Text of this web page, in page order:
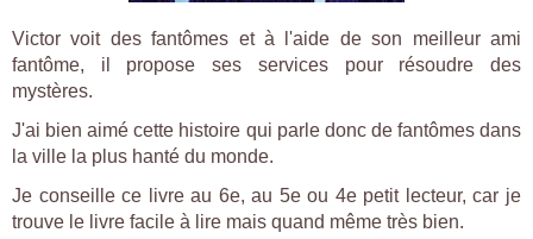
Victor voit des fantômes et à l'aide de son meilleur ami
fantôme, il propose ses services pour résoudre des
mystères.
J'ai bien aimé cette histoire qui parle donc de fantômes dans
la ville la plus hanté du monde.
Je conseille ce livre au 6e, au 5e ou 4e petit lecteur, car je
trouve le livre facile à lire mais quand même très bien.